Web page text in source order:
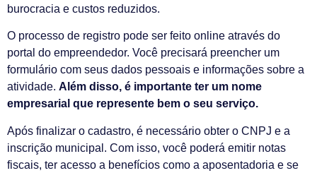
burocracia e custos reduzidos.
O processo de registro pode ser feito online através do
portal do empreendedor. Você precisará preencher um
formulário com seus dados pessoais e informações sobre a
atividade. Além disso, é importante ter um nome
empresarial que represente bem o seu serviço.
Após finalizar o cadastro, é necessário obter o CNPJ e a
inscrição municipal. Com isso, você poderá emitir notas
fiscais, ter acesso a benefícios como a aposentadoria e se